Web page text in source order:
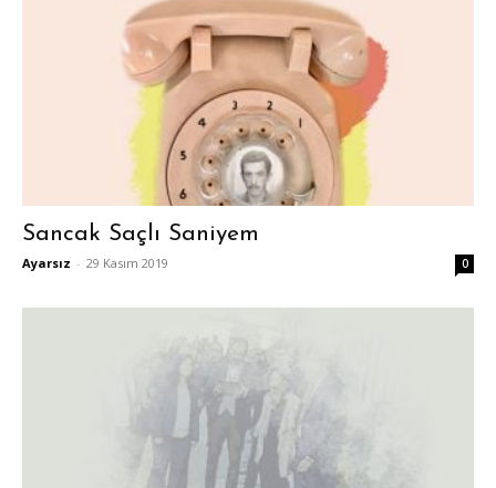
Sancak Saçlı Saniyem
Ayarsız - 29 Kasım 2019 0